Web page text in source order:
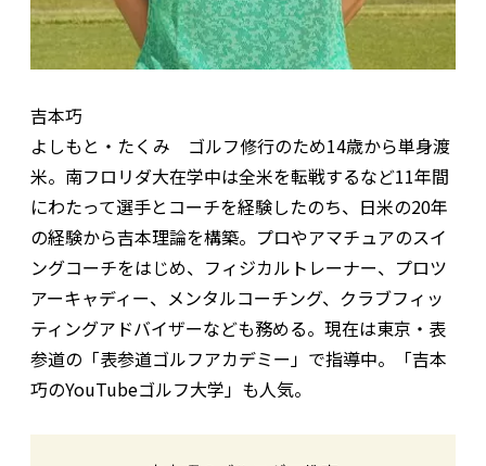
吉本巧
よしもと・たくみ ゴルフ修行のため14歳から単身渡
米。南フロリダ大在学中は全米を転戦するなど11年間
にわたって選手とコーチを経験したのち、日米の20年
の経験から吉本理論を構築。プロやアマチュアのスイ
ングコーチをはじめ、フィジカルトレーナー、プロツ
アーキャディー、メンタルコーチング、クラブフィッ
ティングアドバイザーなども務める。現在は東京・表
参道の「表参道ゴルフアカデミー」で指導中。「吉本
巧のYouTubeゴルフ大学」も人気。